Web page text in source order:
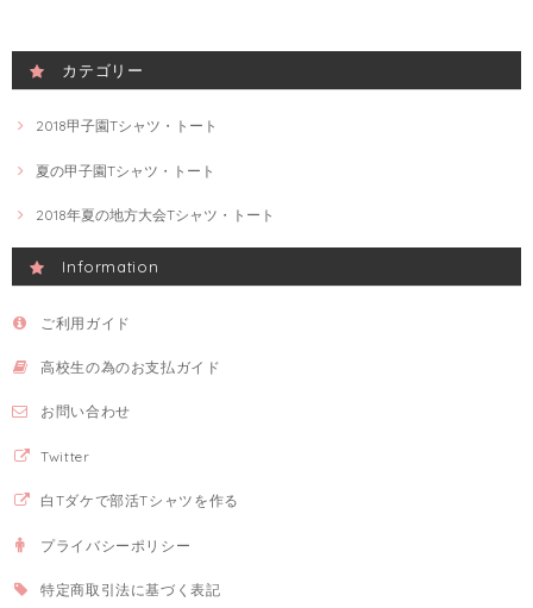
カテゴリー
2018甲子園Tシャツ・トート
夏の甲子園Tシャツ・トート
2018年夏の地方大会Tシャツ・トート
Information
ご利用ガイド
高校生の為のお支払ガイド
お問い合わせ
Twitter
白Tダケで部活Tシャツを作る
プライバシーポリシー
特定商取引法に基づく表記